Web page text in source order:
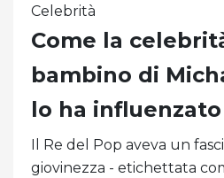
Celebrità
Come la
bambino di
lo ha
Il Re del Pop aveva un
giovinezza - etichettata